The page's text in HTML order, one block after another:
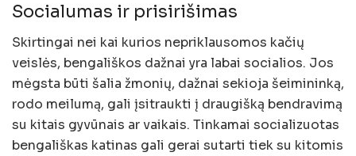
Socialumas ir prisirišimas
Skirtingai nei kai kurios nepriklausomos kačių
veislės, bengališkos dažnai yra labai socialios. Jos
mėgsta būti šalia žmonių, dažnai sekioja šeimininką,
rodo meilumą, gali įsitraukti į draugišką bendravimą
su kitais gyvūnais ar vaikais. Tinkamai socializuotas
bengališkas katinas gali gerai sutarti tiek su kitomis